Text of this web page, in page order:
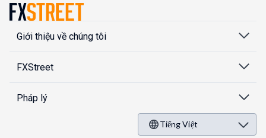
Giới thiệu về chúng tôi
FXStreet
Pháp lý
Tiếng Việt